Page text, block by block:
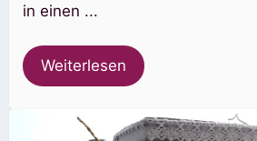
in einen ...
Weiterlesen